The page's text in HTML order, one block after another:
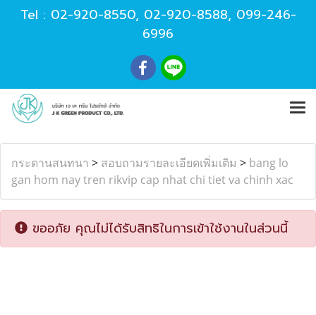
Tel : 02-920-8550, 02-920-8588, 099-246-
6996
กระดานสนทนา > สอบถามรายละเอียดเพิ่มเติม > bang lo
gan hom nay tren rikvip cap nhat chi tiet va chinh xac
ขออภัย คุณไม่ได้รับสิทธิในการเข้าใช้งานในส่วนนี้